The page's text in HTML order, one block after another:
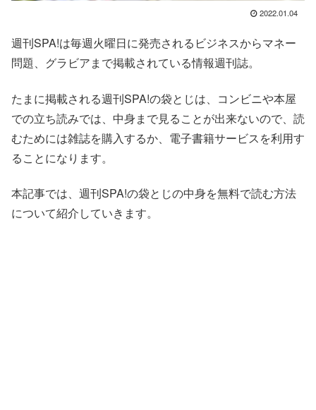
2022.01.04
週刊SPA!は毎週火曜日に発売されるビジネスからマネー
問題、グラビアまで掲載されている情報週刊誌。
たまに掲載される週刊SPA!の袋とじは、コンビニや本屋
での立ち読みでは、中身まで見ることが出来ないので、読
むためには雑誌を購入するか、電子書籍サービスを利用す
ることになります。
本記事では、週刊SPA!の袋とじの中身を無料で読む方法
について紹介していきます。